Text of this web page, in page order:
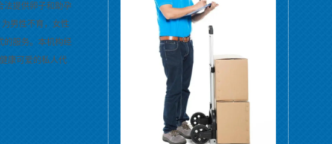
法提供卵子和助孕
男性不育，女性
的服务。本机构经
康可爱的私人代